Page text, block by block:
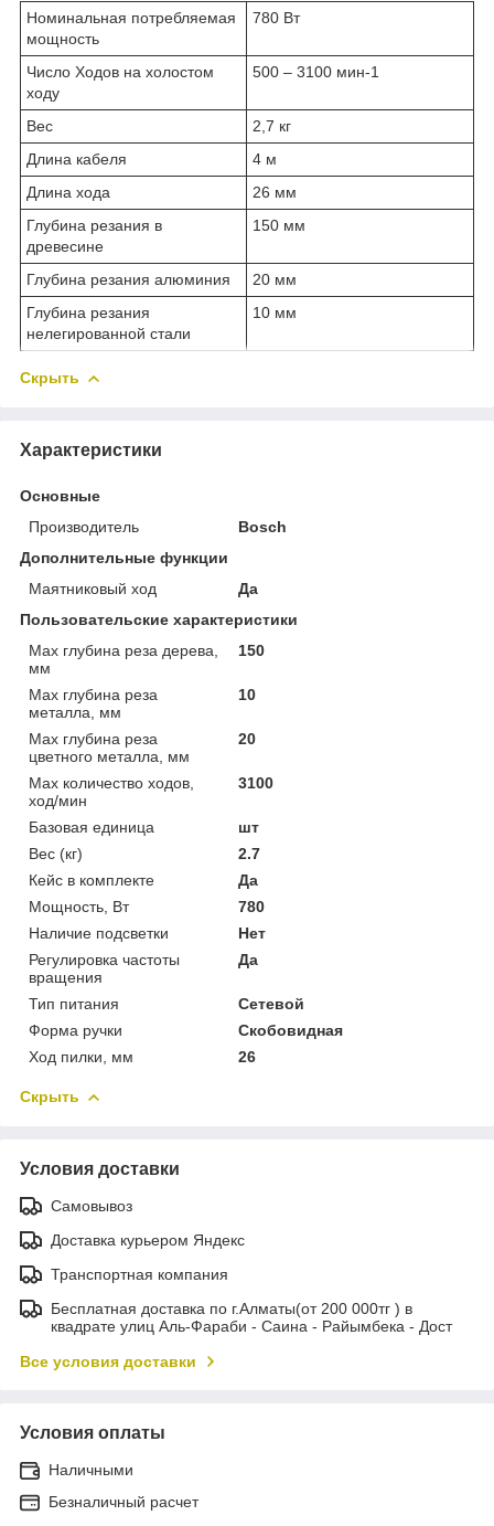
Номинальная потребляемая
мощность
780 Вт
Число Ходов на холостом
ходу
500 – 3100 мин-1
Вес
2,7 кг
Длина кабеля
4 м
Длина хода
26 мм
Глубина резания в
древесине
150 мм
Глубина резания алюминия
20 мм
Глубина резания
нелегированной стали
10 мм
Скрыть
Характеристики
Основные
Производитель
Bosch
Дополнительные функции
Маятниковый ход
Да
Пользовательские характеристики
Max глубина реза дерева,
мм
150
Max глубина реза
металла, мм
10
Max глубина реза
цветного металла, мм
20
Max количество ходов,
ход/мин
3100
Базовая единица
шт
Вес (кг)
2.7
Кейс в комплекте
Да
Мощность, Вт
780
Наличие подсветки
Нет
Регулировка частоты
вращения
Да
Тип питания
Сетевой
Форма ручки
Скобовидная
Ход пилки, мм
26
Скрыть
Условия доставки
Самовывоз
Доставка курьером Яндекс
Транспортная компания
Бесплатная доставка по г.Алматы(от 200 000тг ) в
квадрате улиц Аль-Фараби - Саина - Райымбека - Дост
Все условия доставки
Условия оплаты
Наличными
Безналичный расчет